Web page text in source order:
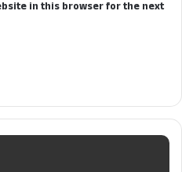
in this browser for the next